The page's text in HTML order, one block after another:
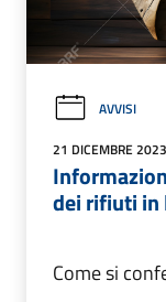
AVVISI
21 DICEMBRE 2023
dei rifiuti in
Come si